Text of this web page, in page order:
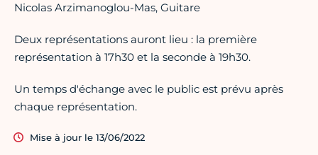
Nicolas Arzimanoglou-Mas, Guitare
Deux représentations auront lieu : la première
représentation à 17h30 et la seconde à 19h30.
Un temps d'échange avec le public est prévu après
chaque représentation.
Mise à jour le 13/06/2022